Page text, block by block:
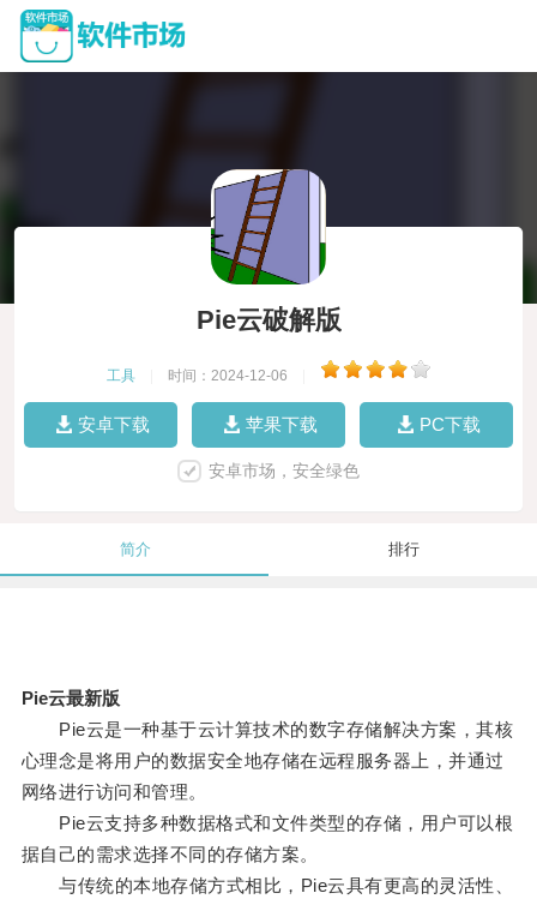
Pie云破解版
工具 时间：2024-12-06
安卓下载 苹果下载 PC下载
安卓市场，安全绿色
简介 排行
Pie云最新版
Pie云是一种基于云计算技术的数字存储解决方案，其核
心理念是将用户的数据安全地存储在远程服务器上，并通过
网络进行访问和管理。
Pie云支持多种数据格式和文件类型的存储，用户可以根
据自己的需求选择不同的存储方案。
与传统的本地存储方式相比，Pie云具有更高的灵活性、